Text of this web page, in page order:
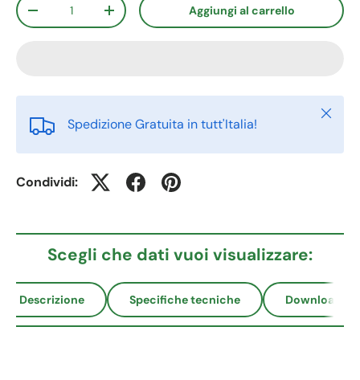
-
+ Aggiungi al carrello
Spedizione Gratuita in tutt'Italia!
Chiudi
Condividi:
Scegli che dati vuoi visualizzare:
Descrizione Specifiche tecniche Download